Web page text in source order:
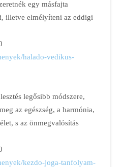
egy másfajta
illetve elmélyíteni az eddigi
halado-vedikus-
legősibb módszere,
az egészség, a harmónia,
s az önmegvalósítás
kezdo-joga-tanfolyam-